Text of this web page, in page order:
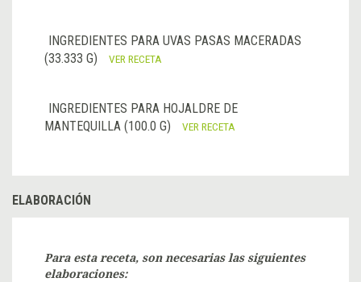
INGREDIENTES PARA UVAS PASAS MACERADAS
(33.333 G)
VER RECETA
INGREDIENTES PARA HOJALDRE DE
MANTEQUILLA (100.0 G)
VER RECETA
ELABORACIÓN
Para esta receta, son necesarias las siguientes
elaboraciones: